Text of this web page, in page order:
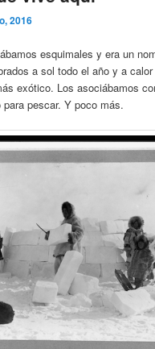
2016
esquimales y era un
a sol todo el año y a
exótico. Los asociábamos
pescar. Y poco más.